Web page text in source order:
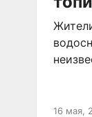
16 мая,